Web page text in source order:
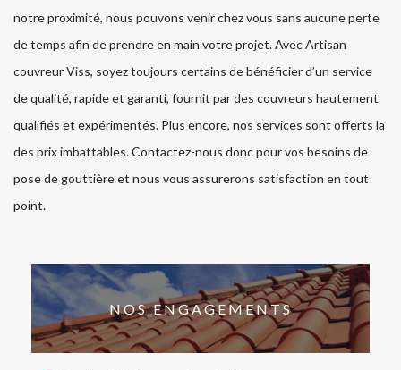
notre proximité, nous pouvons venir chez vous sans aucune perte
de temps afin de prendre en main votre projet. Avec Artisan
couvreur Viss, soyez toujours certains de bénéficier d’un service
de qualité, rapide et garanti, fournit par des couvreurs hautement
qualifiés et expérimentés. Plus encore, nos services sont offerts la
des prix imbattables. Contactez-nous donc pour vos besoins de
pose de gouttière et nous vous assurerons satisfaction en tout
point.
NOS ENGAGEMENTS